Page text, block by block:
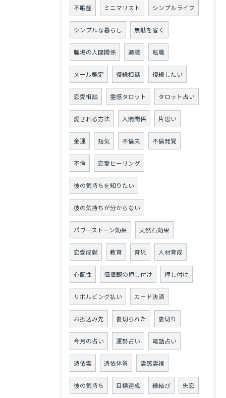
不眠症 ミニマリスト シンプルライフ
シンプルな暮らし 無駄を省く
職場の人間関係 適職 転職
メール鑑定 復縁相談 復縁したい
恋愛相談 霊感タロット タロット占い
愛される方法 人間関係 片思い
金運 短気 不倫夫 不倫発覚
不倫 恋愛ヒーリング
彼の気持ちを知りたい
彼の気持ちが分からない
パワーストーン効果 天然石効果
恋愛成就 教育 育児 人材育成
心配性 価値観の押し付け 押し付け
リボルビング払い カード決済
お振込み先 裏切られた 裏切り
今月の占い 運勢占い 電話占い
憑依霊 憑依体質 霊感霊視
彼の気持ち 目標達成 縁結び 失恋